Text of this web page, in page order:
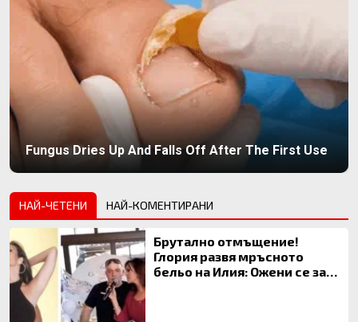
Fungus Dries Up And Falls Off After The First Use
НАЙ-ЧЕТЕНИ НАЙ-КОМЕНТИРАНИ
Брутално отмъщение!
Глория развя мръсното
бельо на Илия: Ожени се за